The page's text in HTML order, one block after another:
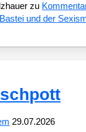
zu
und der
29.07.2026